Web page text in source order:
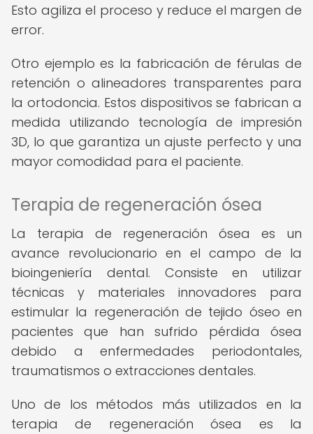
Esto agiliza el proceso y reduce el margen de
error.
Otro ejemplo es la fabricación de férulas de
retención o alineadores transparentes para
la ortodoncia. Estos dispositivos se fabrican a
medida utilizando tecnología de impresión
3D, lo que garantiza un ajuste perfecto y una
mayor comodidad para el paciente.
Terapia de regeneración ósea
La terapia de regeneración ósea es un
avance revolucionario en el campo de la
bioingeniería dental. Consiste en utilizar
técnicas y materiales innovadores para
estimular la regeneración de tejido óseo en
pacientes que han sufrido pérdida ósea
debido a enfermedades periodontales,
traumatismos o extracciones dentales.
Uno de los métodos más utilizados en la
terapia de regeneración ósea es la